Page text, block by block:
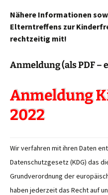
Nähere Informationen
Elterntreffens zur
rechtzeitig mit!
Anmeldung (als PDF
Anmeldung
2022
Wir verfahren mit ihren Daten
Datenschutzgesetz (KDG) das
Grundverordnung der
haben jederzeit das Recht auf